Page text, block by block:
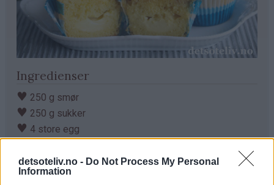
detsoteliv.no - Do Not Process My Personal
Information
Ingredienser
♥ 250 g smør
♥ 250 g sukker
♥ 4 store egg
♥
♥275 g hvetemel